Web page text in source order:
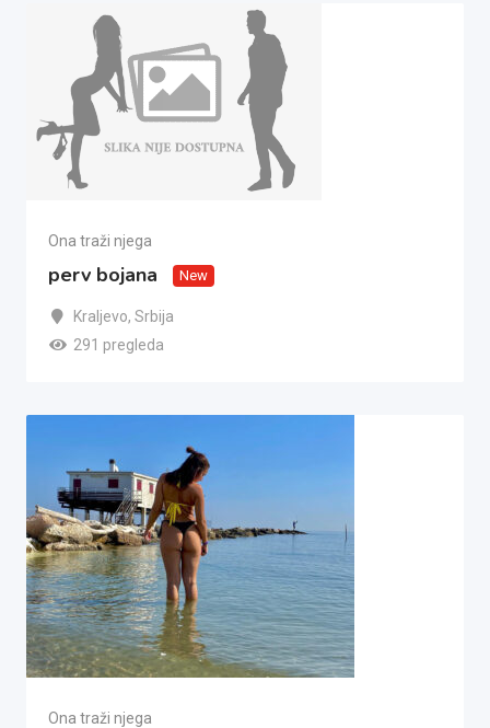
Ona traži njega
perv bojana New
Kraljevo, Srbija
291 pregleda
Ona traži njega